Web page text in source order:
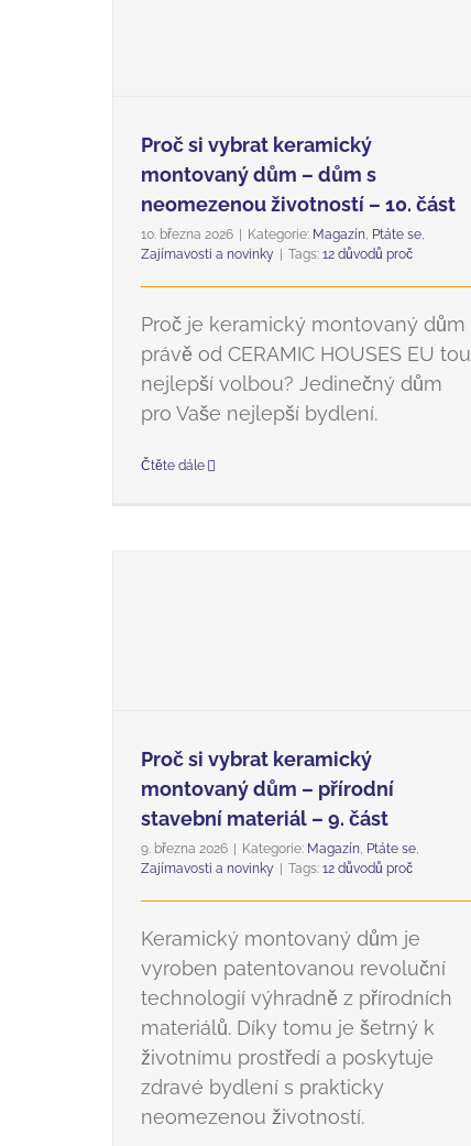
Proč si vybrat keramický
montovaný dům – dům s
neomezenou životností – 10. část
10. března 2026 Kategorie: Magazín, Ptáte se,
Zajímavosti a novinky
Tags: 12 důvodů proč
Proč je keramický montovaný dům
právě od CERAMIC HOUSES EU tou
nejlepší volbou? Jedinečný dům
pro Vaše nejlepší bydlení.
Čtěte dále
Proč si vybrat keramický
montovaný dům – přírodní
stavební materiál – 9. část
9. března 2026 | Kategorie: Magazín Ptáte se
Zajímavosti a novinky | Tags: 12 důvodů proč
Keramický montovaný dům je
vyroben patentovanou revoluční
technologií výhradně z přírodních
materiálů. Díky tomu je šetrný k
životnímu prostředí a poskytuje
zdravé bydlení s prakticky
neomezenou životností.